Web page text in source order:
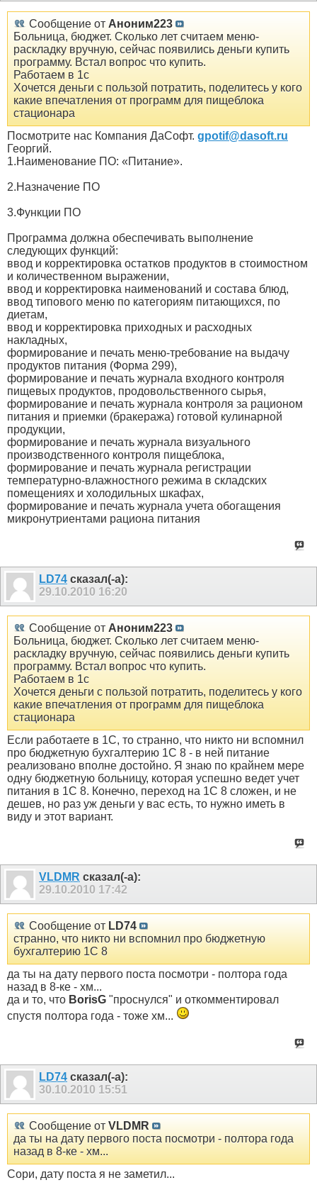
Сообщение от Аноним223
Больница, бюджет. Сколько лет считаем меню-
раскладку вручную, сейчас появились деньги купить
программу. Встал вопрос что купить.
Работаем в 1с
Хочется деньги с пользой потратить, поделитесь у кого
какие впечатления от программ для пищеблока
стационара
Посмотрите нас Компания ДаСофт. gpotif@dasoft.ru
Георгий.
1.Наименование ПО: «Питание».
2.Назначение ПО
3.Функции ПО
Программа должна обеспечивать выполнение
следующих функций:
ввод и корректировка остатков продуктов в стоимостном
и количественном выражении,
ввод и корректировка наименований и состава блюд,
ввод типового меню по категориям питающихся, по
диетам,
ввод и корректировка приходных и расходных
накладных,
формирование и печать меню-требование на выдачу
продуктов питания (Форма 299),
формирование и печать журнала входного контроля
пищевых продуктов, продовольственного сырья,
формирование и печать журнала контроля за рационом
питания и приемки (бракеража) готовой кулинарной
продукции,
формирование и печать журнала визуального
производственного контроля пищеблока,
формирование и печать журнала регистрации
температурно-влажностного режима в складских
помещениях и холодильных шкафах,
формирование и печать журнала учета обогащения
микронутриентами рациона питания
LD74 сказал(-а):
29.10.2010 16:20
Сообщение от Аноним223
Больница, бюджет. Сколько лет считаем меню-
раскладку вручную, сейчас появились деньги купить
программу. Встал вопрос что купить.
Работаем в 1с
Хочется деньги с пользой потратить, поделитесь у кого
какие впечатления от программ для пищеблока
стационара
Если работаете в 1С, то странно, что никто ни вспомнил
про бюджетную бухгалтерию 1С 8 - в ней питание
реализовано вполне достойно. Я знаю по крайнем мере
одну бюджетную больницу, которая успешно ведет учет
питания в 1С 8. Конечно, переход на 1С 8 сложен, и не
дешев, но раз уж деньги у вас есть, то нужно иметь в
виду и этот вариант.
VLDMR сказал(-а):
29.10.2010 17:42
Сообщение от LD74
странно, что никто ни вспомнил про бюджетную
бухгалтерию 1С 8
да ты на дату первого поста посмотри - полтора года
назад в 8-ке - хм...
да и то, что BorisG "проснулся" и откомментировал
спустя полтора года - тоже хм...
LD74 сказал(-а):
30.10.2010 15:51
Сообщение от VLDMR
да ты на дату первого поста посмотри - полтора года
назад в 8-ке - хм...
Сори, дату поста я не заметил...